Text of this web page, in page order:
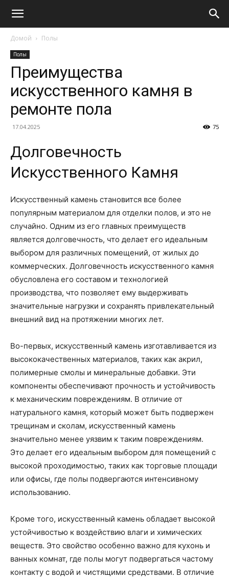
Домой Полы
Полы
Преимущества
искусственного камня в
ремонте пола
17.04.2025 75
Долговечность
Искусственного Камня
Искусственный камень становится все более
популярным материалом для отделки полов, и это не
случайно. Одним из его главных преимуществ
является долговечность, что делает его идеальным
выбором для различных помещений, от жилых до
коммерческих. Долговечность искусственного камня
обусловлена его составом и технологией
производства, что позволяет ему выдерживать
значительные нагрузки и сохранять привлекательный
внешний вид на протяжении многих лет.
Во-первых, искусственный камень изготавливается из
высококачественных материалов, таких как акрил,
полимерные смолы и минеральные добавки. Эти
компоненты обеспечивают прочность и устойчивость
к механическим повреждениям. В отличие от
натурального камня, который может быть подвержен
трещинам и сколам, искусственный камень
значительно менее уязвим к таким повреждениям.
Это делает его идеальным выбором для помещений с
высокой проходимостью, таких как торговые площади
или офисы, где полы подвергаются интенсивному
использованию.
Кроме того, искусственный камень обладает высокой
устойчивостью к воздействию влаги и химических
веществ. Это свойство особенно важно для кухонь и
ванных комнат, где полы могут подвергаться частому
контакту с водой и чистящими средствами. В отличие